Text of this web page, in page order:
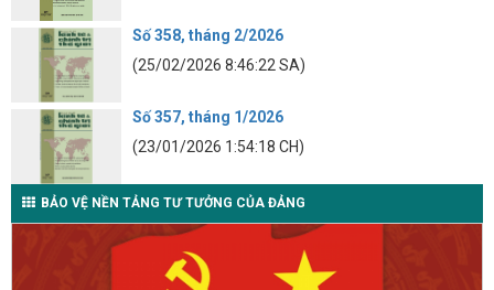
Số 358, tháng 2/2026
(25/02/2026 8:46:22 SA)
Số 357, tháng 1/2026
(23/01/2026 1:54:18 CH)
BẢO VỆ NỀN TẢNG TƯ TƯỞNG CỦA ĐẢNG